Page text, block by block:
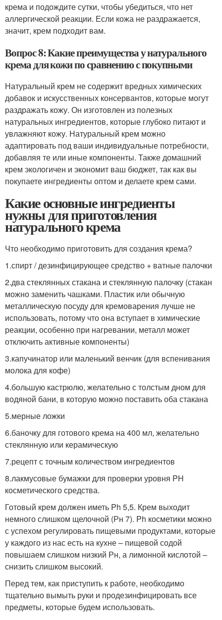
крема и подождите сутки, чтобы убедиться, что нет
аллергической реакции. Если кожа не раздражается,
значит, крем подходит вам.
Вопрос 8: Какие преимущества у натурального
крема для кожи по сравнению с покупными
Натуральный крем не содержит вредных химических
добавок и искусственных консервантов, которые могут
раздражать кожу. Он изготовлен из полезных
натуральных ингредиентов, которые глубоко питают и
увлажняют кожу. Натуральный крем можно
адаптировать под ваши индивидуальные потребности,
добавляя те или иные компоненты. Также домашний
крем экологичен и экономит ваш бюджет, так как вы
покупаете ингредиенты оптом и делаете крем сами.
Какие основные ингредиенты
нужны для приготовления
натурального крема
Что необходимо приготовить для создания крема?
1.спирт / дезинфицирующее средство + ватные палочки
2.два стеклянных стакана и стеклянную палочку (стакан
можно заменить чашками. Пластик или обычную
металлическую посуду для кремоварения лучше не
использовать, потому что она вступает в химические
реакции, особенно при нагревании, металл может
отключить активные компоненты)
3.капучинатор или маленький венчик (для вспенивания
молока для кофе)
4.большую кастрюлю, желательно с толстым дном для
водяной бани, в которую можно поставить оба стакана
5.мерные ложки
6.баночку для готового крема на 400 мл, желательно
стеклянную или керамическую
7.рецепт с точным количеством ингредиентов
8.лакмусовые бумажки для проверки уровня PH
косметического средства.
Готовый крем должен иметь Ph 5,5. Крем выходит
немного слишком щелочной (Рн 7). Ph косметики можно
с успехом регулировать пищевыми продуктами, которые
у каждого из нас есть на кухне – пищевой содой
повышаем слишком низкий Рн, а лимонной кислотой –
снизить слишком высокий.
Перед тем, как приступить к работе, необходимо
тщательно вымыть руки и продезинфицировать все
предметы, которые будем использовать.